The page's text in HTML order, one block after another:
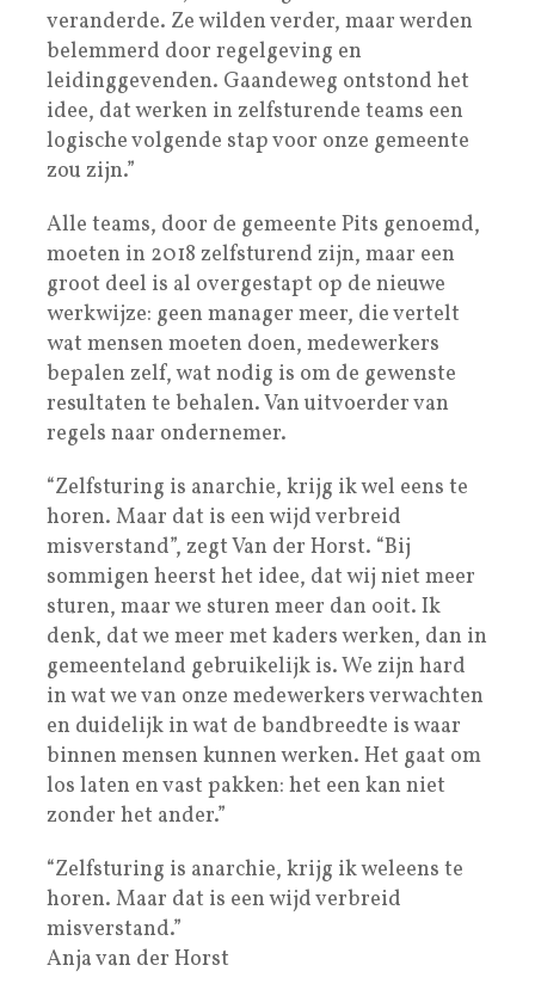
veranderde. Ze wilden verder, maar werden
belemmerd door regelgeving en
leidinggevenden. Gaandeweg ontstond het
idee, dat werken in zelfsturende teams een
logische volgende stap voor onze gemeente
zou zijn.”
Alle teams, door de gemeente Pits genoemd,
moeten in 2018 zelfsturend zijn, maar een
groot deel is al overgestapt op de nieuwe
werkwijze: geen manager meer, die vertelt
wat mensen moeten doen, medewerkers
bepalen zelf, wat nodig is om de gewenste
resultaten te behalen. Van uitvoerder van
regels naar ondernemer.
“Zelfsturing is anarchie, krijg ik wel eens te
horen. Maar dat is een wijd verbreid
misverstand”, zegt Van der Horst. “Bij
sommigen heerst het idee, dat wij niet meer
sturen, maar we sturen meer dan ooit. Ik
denk, dat we meer met kaders werken, dan in
gemeenteland gebruikelijk is. We zijn hard
in wat we van onze medewerkers verwachten
en duidelijk in wat de bandbreedte is waar
binnen mensen kunnen werken. Het gaat om
los laten en vast pakken: het een kan niet
zonder het ander.”
“Zelfsturing is anarchie, krijg ik weleens te
horen. Maar dat is een wijd verbreid
misverstand.”
Anja van der Horst